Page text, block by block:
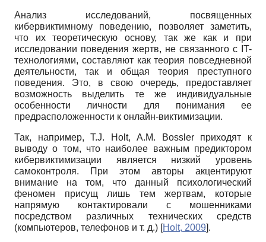
Анализ исследований, посвященных
кибервиктимному поведению, позволяет заметить,
что их теоретическую основу, так же как и при
исследовании поведения жертв, не связанного с IT-
технологиями, составляют как теория повседневной
деятельности, так и общая теория преступного
поведения. Это, в свою очередь, предоставляет
возможность выделить те же индивидуальные
особенности личности для понимания ее
предрасположенности к онлайн-виктимизации.
Так, например, T.J. Holt, A.M. Bossler приходят к
выводу о том, что наиболее важным предиктором
кибервиктимизации является низкий уровень
самоконтроля. При этом авторы акцентируют
внимание на том, что данный психологический
феномен присущ лишь тем жертвам, которые
напрямую контактировали с мошенниками
посредством различных технических средств
(компьютеров, телефонов и т. д.) [Holt, 2009].